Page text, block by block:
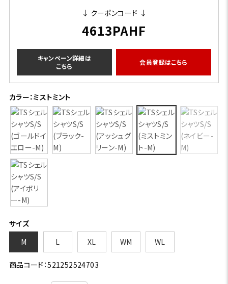
↓ クーポンコード ↓
4613PAHF
キャンペーン詳細は
こちら
会員登録はこちら
カラー：ミストミント
サイズ
M
L XL WM WL
商品コード：521252524703